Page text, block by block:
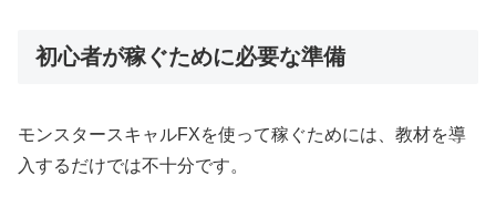
初心者が稼ぐために必要な準備
モンスタースキャルFXを使って稼ぐためには、教材を導
入するだけでは不十分です。